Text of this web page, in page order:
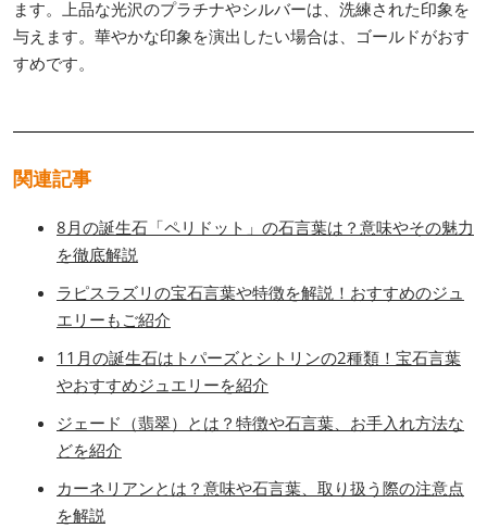
ます。上品な光沢のプラチナやシルバーは、洗練された印象を
与えます。華やかな印象を演出したい場合は、ゴールドがおす
すめです。
関連記事
8月の誕生石「ペリドット」の石言葉は？意味やその魅力
を徹底解説
ラピスラズリの宝石言葉や特徴を解説！おすすめのジュ
エリーもご紹介
11月の誕生石はトパーズとシトリンの2種類！宝石言葉
やおすすめジュエリーを紹介
ジェード（翡翠）とは？特徴や石言葉、お手入れ方法な
どを紹介
カーネリアンとは？意味や石言葉、取り扱う際の注意点
を解説